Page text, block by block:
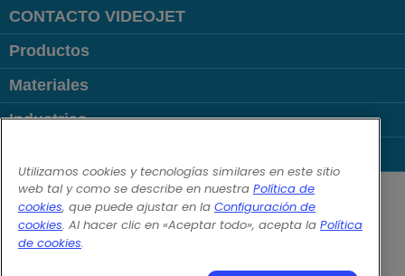
CONTACTO VIDEOJET
Productos
Materiales
Industrias
Follow us on:
© 2026 Videojet Technologies Inc.
Utilizamos cookies y tecnologías similares en este sitio
web tal y como se describe en nuestra Política de
cookies, que puede ajustar en la Configuración de
cookies. Al hacer clic en «Aceptar todo», acepta la Política
de cookies.